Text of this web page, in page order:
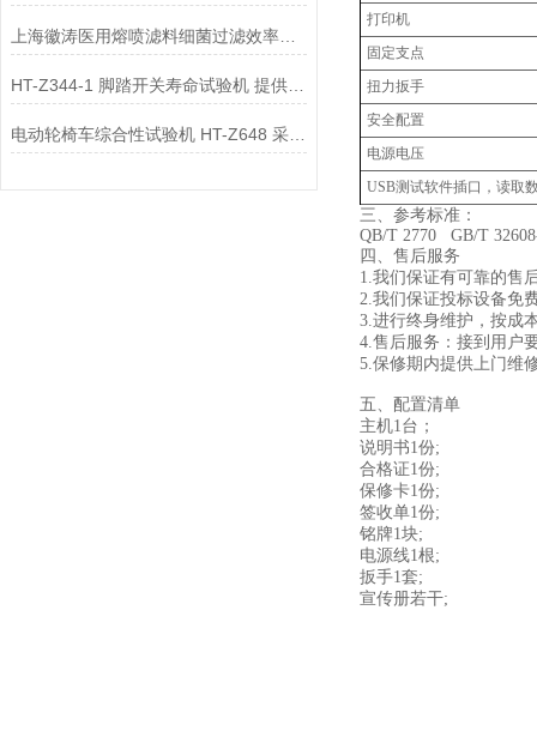
上海徽涛医用熔喷滤料细菌过滤效率试验机HT506B工作原理
HT-Z344-1 脚踏开关寿命试验机 提供行业标准测试方案
电动轮椅车综合性试验机 HT-Z648 采样快速稳定
打印机
固定支点
扭力扳手
安全配置
电源电压
USB测试软件插口，读取
三、 参考标准：
QB/T 2770
四、 售后服务
1.我们保证有可靠的售
2.我们保证投标设备免
3.进行终身维护，按成
4.售后服务：接到用户
5.保修期内提供上门维
五、配置清单
主机1台；
说明书1份;
合格证1份;
保修卡1份;
签收单1份;
铭牌1块;
电源线1根;
扳手1套;
宣传册若干;